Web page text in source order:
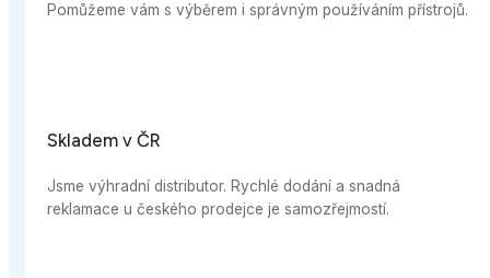
s výběrem i správným používáním přístrojů.
Rychlé dodání a snadná
prodejce je samozřejmostí.